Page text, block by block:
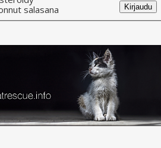
Kirjaudu
salasana